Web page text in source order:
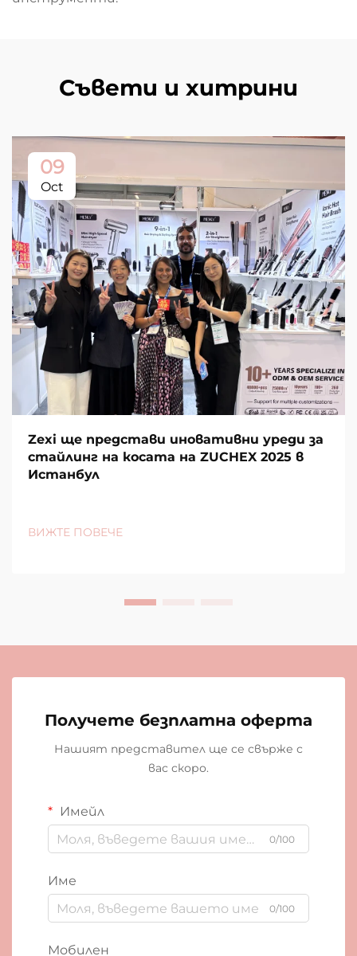
Съвети и хитрини
09
Oct
Zexi ще представи иновативни уреди за
стайлинг на косата на ZUCHEX 2025 в
Истанбул
ВИЖТЕ ПОВЕЧЕ
Получете безплатна оферта
Нашият представител ще се свърже с
вас скоро.
Имейл
0/100
Име
0/100
Мобилен